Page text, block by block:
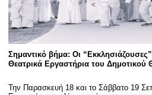
Σημαντικό βήμα: Οι
Θεατρικά Εργαστήρια του Δημοτικού
Την Παρασκευή 18 και το Σάββατο 19